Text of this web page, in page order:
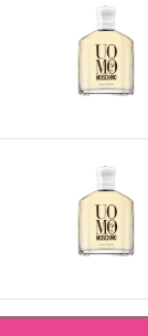
Нема на
2.490,00